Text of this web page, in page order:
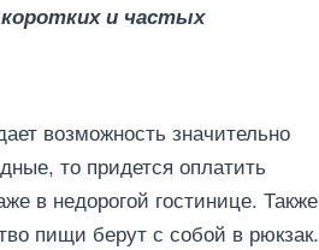
и частых
возможность значительно
то придется оплатить
в недорогой гостинице. Также
пищи берут с собой в рюкзак.